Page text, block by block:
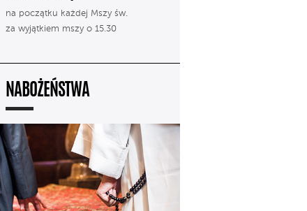
na początku każdej Mszy św.
za wyjątkiem mszy o 15.30
NABOŻEŃSTWA